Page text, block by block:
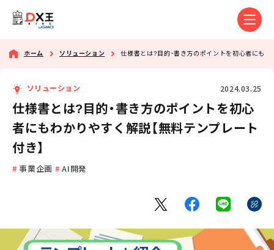
ホーム ソリューション 仕様書とは?目的・書き方のポイントを初心者にもわ
ソリューション 2024.03.25
仕様書とは?目的・書き方のポイントを初心
者にもわかりやすく解説【無料テンプレート
付き】
事業企画 AI開発